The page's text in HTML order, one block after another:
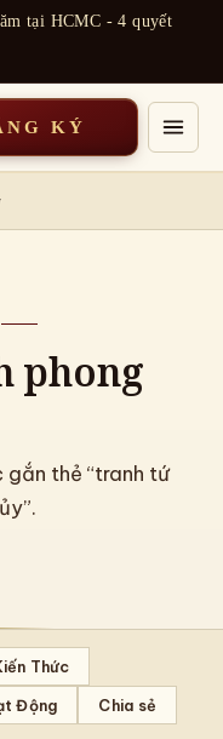
tại HCMC - 4 quyết
KÝ
phong
thẻ “tranh tứ
Thức
Động Chia sẻ